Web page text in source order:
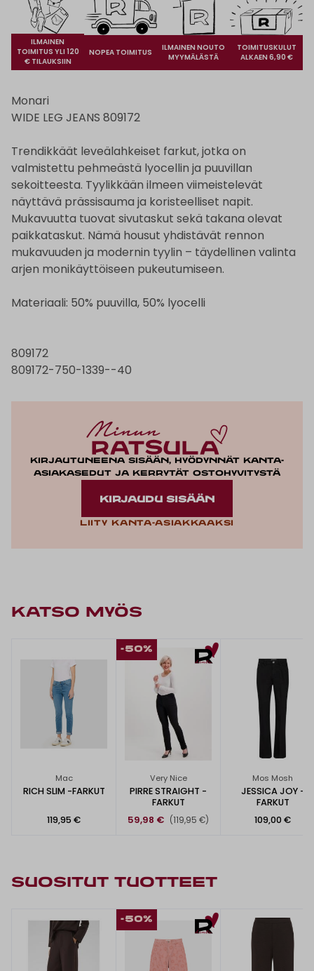
ILMAINEN
TOIMITUS YLI 120
€ TILAUKSIIN
NOPEA TOIMITUS
ILMAINEN NOUTO
MYYMÄLÄSTÄ
TOIMITUSKULUT
ALKAEN 6,90 €
Monari
WIDE LEG JEANS 809172
Trendikkäät leveälahkeiset farkut, jotka on
valmistettu pehmeästä lyocellin ja puuvillan
sekoitteesta. Tyylikkään ilmeen viimeistelevät
näyttävä prässisauma ja koristeelliset napit.
Mukavuutta tuovat sivutaskut sekä takana olevat
paikkataskut. Nämä housut yhdistävät rennon
mukavuuden ja modernin tyylin – täydellinen valinta
arjen monikäyttöiseen pukeutumiseen.
Materiaali: 50% puuvilla, 50% lyocelli
809172
809172-750-1339--40
Kirjautuneena sisään, hyödynnät kanta-
asiakasedut ja kerrytät ostohyvitystä
KIRJAUDU SISÄÄN
Liity kanta-asiakkaaksi
KATSO MYÖS
Mac
RICH SLIM -FARKUT
119,95 €
-50%
Very Nice
PIRRE STRAIGHT -
FARKUT
59,98 € (119,95 €)
Mos Mosh
JESSICA JOY -
FARKUT
109,00 €
SUOSITUT TUOTTEET
-50%